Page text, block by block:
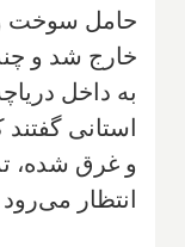
حامل سوخت و
خارج شد و
به داخل
استانی
و غرق شده،
انتظار